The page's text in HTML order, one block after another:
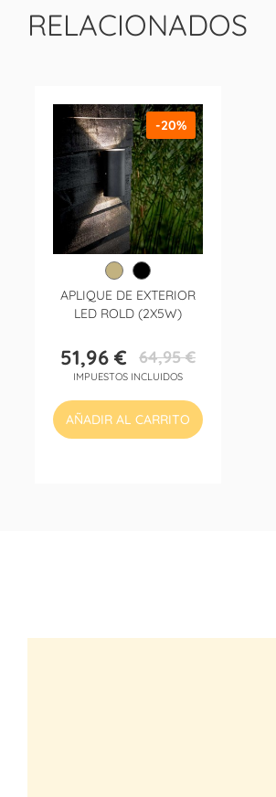
RELACIONADOS
APLIQUE DE EXTERIOR
LED ROLD (2X5W)
Precio
51,96 € Precio
base
64,95 €
IMPUESTOS INCLUIDOS
-20%
AÑADIR AL CARRITO